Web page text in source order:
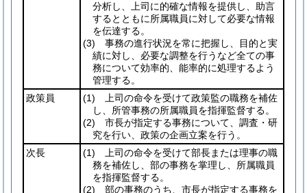
分析し、上司に的確な情報を提供し、助言
するとともに所属職員に対して必要な情報
を伝達する。
(3) 事務の進行状況を常に把握し、目的と実
績に対し、必要な調整を行うなど全ての事
務について効率的、能率的に処理するよう
管理する。
政策員
(1) 上司の命令を受けて政策監の職務を補佐
し、所管事務の所属職員を指揮監督する。
(2) 市長が指定する事務について、調査・研
究を行い、政策の企画立案を行う。
次長
(1) 上司の命令を受けて部長または理事の職
務を補佐し、部の事務を掌理し、所属職員
を指揮監督する。
(2) 部の事務のうち、市長が指定する事務を